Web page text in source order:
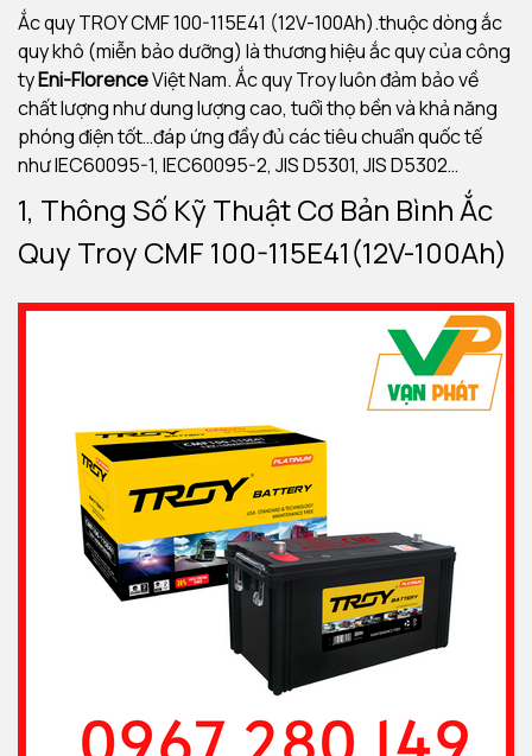
Ắc quy TROY CMF 100-115E41 (12V-100Ah).thuộc dòng ắc
quy khô (miễn bảo dưỡng) là thương hiệu ắc quy của công
tyEni-FlorenceViệt Nam. Ắc quy Troy luôn đảm bảo về
chất lượng như dung lượng cao, tuổi thọ bền và khả năng
phóng điện tốt…đáp ứng đầy đủ các tiêu chuẩn quốc tế
như IEC60095-1, IEC60095-2, JIS D5301, JIS D5302…
1, Thông Số Kỹ Thuật Cơ Bản Bình Ắc
Quy Troy CMF 100-115E41(12V-100Ah)